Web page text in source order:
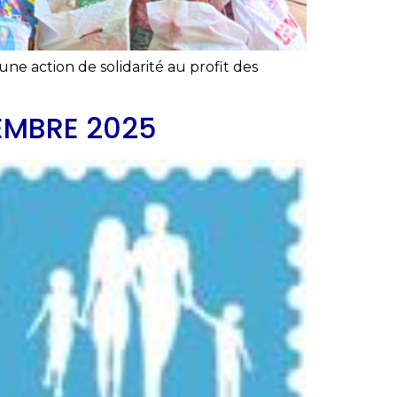
action de solidarité au profit des
2025